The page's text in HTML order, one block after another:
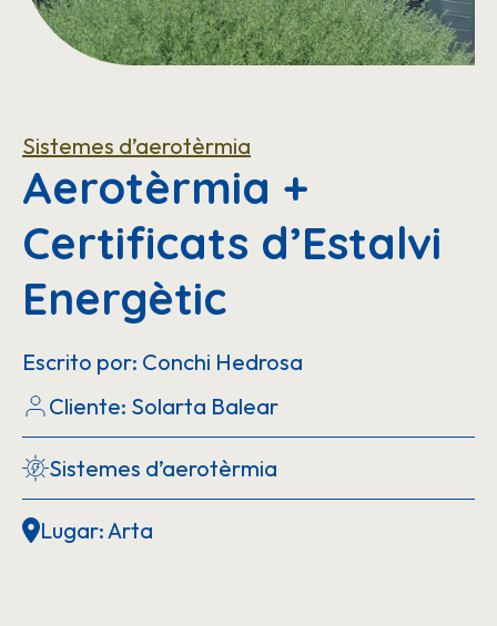
Sistemes d’aerotèrmia
Aerotèrmia +
Certificats d’Estalvi
Energètic
Escrito por: Conchi Hedrosa
Cliente: Solarta Balear
Sistemes d’aerotèrmia
Lugar: Arta